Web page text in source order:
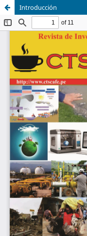
Introducción